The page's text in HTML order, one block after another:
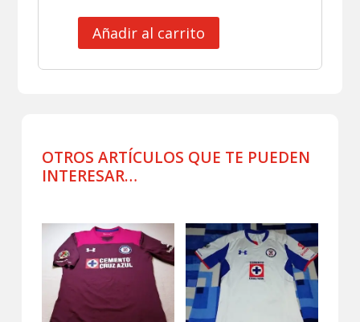
CORONA
PORTERO
Añadir al carrito
OTROS ARTÍCULOS QUE TE PUEDEN
INTERESAR…